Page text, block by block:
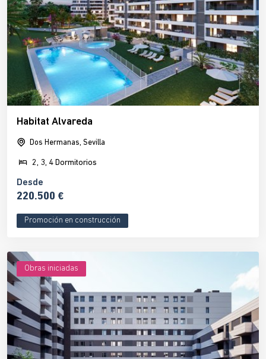
Habitat Alvareda
Dos Hermanas, Sevilla
2, 3, 4 Dormitorios
Desde
220.500 €
Promoción en construcción
Obras iniciadas